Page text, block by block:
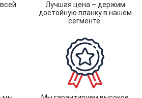
Лучшая цена – держим
достойную планку в нашем
сегменте.